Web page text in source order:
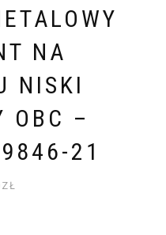
NA
NISKI
OBC –
21
ZŁ